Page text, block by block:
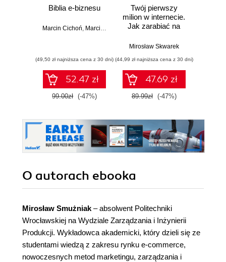
Biblia e-biznesu
Marcin Cichoń, Marcin Cisek Kamil Czopek,Agnieszka Dejnaka
(49,50 zł najniższa cena z 30 dni)
52.47 zł
99.00zł (-47%)
Twój pierwszy
milion w internecie.
Jak zarabiać na
maksymalnie
potencjał
Mirosław Skwarek
(44,99 zł najniższa cena z 30 dni)
47.69 zł
89.99zł (-47%)
O autorach ebooka
Mirosław Smużniak – absolwent Politechniki
Wrocławskiej na Wydziale Zarządzania i Inżynierii
Produkcji. Wykładowca akademicki, który dzieli się ze
studentami wiedzą z zakresu rynku e-commerce,
nowoczesnych metod marketingu, zarządzania i